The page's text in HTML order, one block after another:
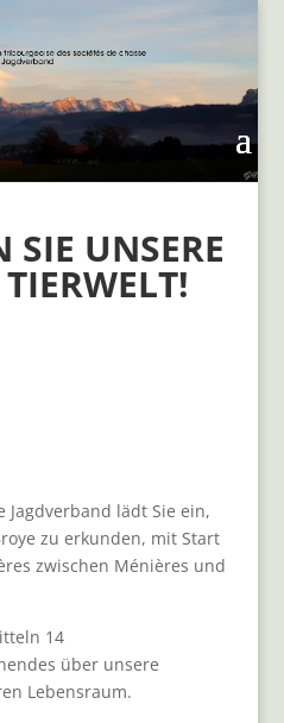
SIE UNSERE
Jagdverband lädt Sie ein,
zu erkunden, mit Start
zwischen Ménières und
14
über unsere
Lebensraum.